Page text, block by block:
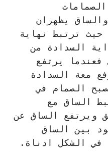
يظهران
حيث ترتبط نهاية
السدادة من
فعندما يرتفع
معة السدادة
الصمام في
الساق مع
ويرتفع الساق عن
بين الساق
في الشكل ادناة.